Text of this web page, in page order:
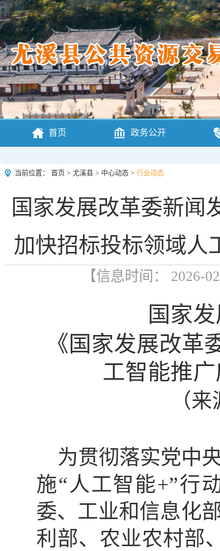
首页 政务公开
当前位置： 首页 > 尤溪县 > 中心动态 > 行业动态
国家发展改革委新闻
加快招标投标领域人
【信息时间： 2026-
国家
《国家发展改
工智能推
（来
为贯彻落实党中
施“人工智能+”行
委、工业和信息化
利部、农业农村部